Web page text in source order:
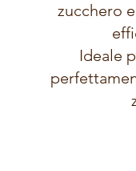
zucchero
Ideale